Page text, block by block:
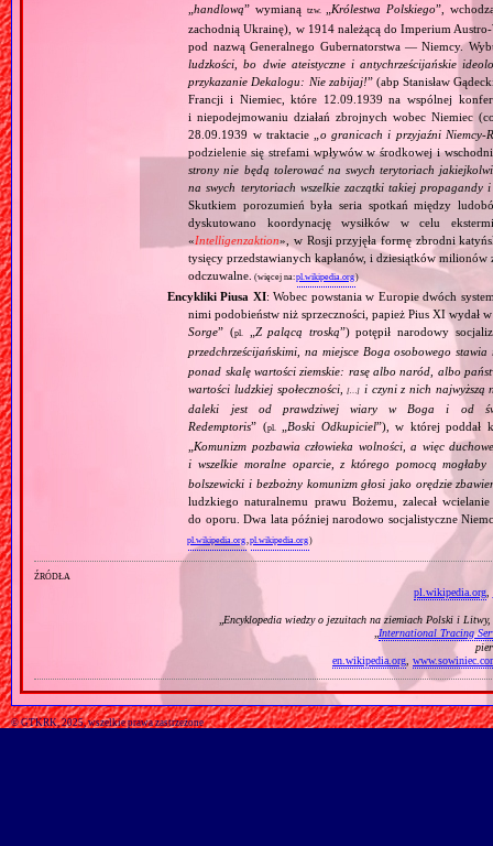
„handlową” wymianą tzw. Królestwa Polskiego”,
zachodnią Ukrainę), w 1914 należącą do Imperium
pod nazwą Generalnego Gubernatorstwa — Niemcy.
ludzkości, bo dwie ateistyczne i antychrześcijańskie
przykazanie Dekalogu: Nie zabijaj!” (abp Stanisław
Francji i Niemiec, które 12.09.1939 na wspólnej
i niepodejmowaniu działań zbrojnych wobec Niemiec
28.09.1939 w traktacie „ o granicach i przyjaźni
podzielenie się strefami wpływów w środkowej i
strony nie będą tolerować na swych terytoriach
na swych terytoriach wszelkie zaczątki takiej
Skutkiem porozumień była seria spotkań między
dyskutowano koordynację wysiłków w celu
«Intelligenzaktion», w Rosji przyjęła formę zbrodni
tysięcy przedstawianych kapłanów, i dziesiątków
odczuwalne. (więcej na:pl.wikipedia.org)
Encykliki Piusa XI: Wobec powstania w Europie dwóch
nimi podobieństw niż sprzeczności, papież Pius XI
Sorge” (pl. Z palącą troską”) potępił narodowy
przedchrześcijańskimi, na miejsce Boga osobowego
ponad skalę wartości ziemskie: rasę albo naród, albo
wartości ludzkiej społeczności,[…] i czyni z nich najwyższą
daleki jest od prawdziwej wiary w Boga i od
Redemptoris” (pl. Boski Odkupiciel”), w której poddał
Komunizm pozbawia człowieka wolności, a więc
i wszelkie moralne oparcie, z którego pomocą
bolszewicki i bezbożny komunizm głosi jako orędzie
ludzkiego naturalnemu prawu Bożemu, zalecał
do oporu. Dwa lata później narodowo socjalistyczne
pl.wikipedia.org,pl.wikipedia.org)
źródła
pl.wikipedia.org,
Encyklopedia wiedzy o jezuitach na ziemiach Polski i Litwy,
International Tracing
en.wikipedia.org
© GTKRK, 2025, wszelkie prawa zastrzeżone